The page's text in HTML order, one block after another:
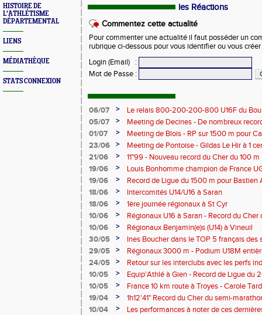
HISTOIRE DE
L'ATHLÉTISME
DÉPARTEMENTAL
LIENS
MÉDIATHÈQUE
STATS CONNEXION
les Réactions
Commentez cette actualité
Pour commenter une actualité il faut posséder un
rubrique ci-dessous pour vous identifier ou vous
Login (Email)
:
Mot de Passe :
06/07 >
Le relais 800-200-200-800 U16F du
champion de France
05/07 >
Meeting de Decines - De nombreux
01/07
>
Meeting de Blois - RP sur 1500 m pour
23/06
>
Meeting de Pontoise - Gildas Le Hir à 1
Cher sur 800 m
21/06 >
11"99 - Nouveau record du Cher du 100
19/06
>
Louis Bonhomme champion de France
5'45"83
19/06 >
Record de Ligue du 1500 m pour
18/06
>
Intercomités U14/U16 à Saran
18/06
>
1ère journée régionaux à St Cyr
10/06
>
Régionaux U16 à Saran - Record du
Bonhomme - 2'38"80
10/06 >
Régionaux Benjamin(e)s (U14) à Vineuil
30/05
>
Ines Boucher dans le TOP 5 français des
29/05
>
Régionaux 3000 m - Podium U18M
24/05
>
Retour sur les interclubs avec les perfs
10/05
>
Equip'Athlé à Gien - Record de Ligue du
Picy en 6'33"53
10/05 >
France 10 km route à Troyes - Carole
19/04
>
1h12'41" Record du Cher du semi-
10/04
>
Les performances à noter de ces